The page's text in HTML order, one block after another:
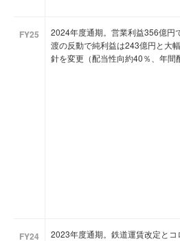
FY25
2024年度通期。営業利益356億円
渡の反動で純利益は243億円と大
針を変更（配当性向約40％、年
FY24 2023年度通期。鉄道運賃改定と